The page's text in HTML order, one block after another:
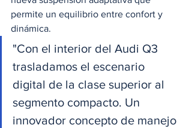
permite un equilibrio entre confort y
dinámica.
"Con el interior del Audi Q3
trasladamos el escenario
digital de la clase superior al
segmento compacto. Un
innovador concepto de manejo